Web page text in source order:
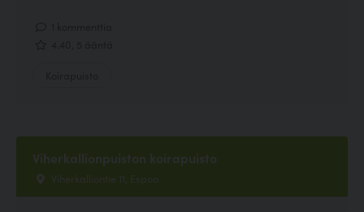
Viherkallionpuiston koirapuisto
Viherkalliontie 11, Espoo